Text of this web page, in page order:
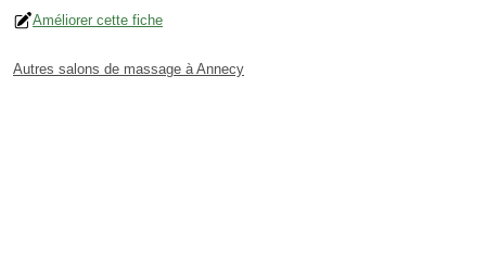
Améliorer cette fiche
Autres salons de massage à Annecy